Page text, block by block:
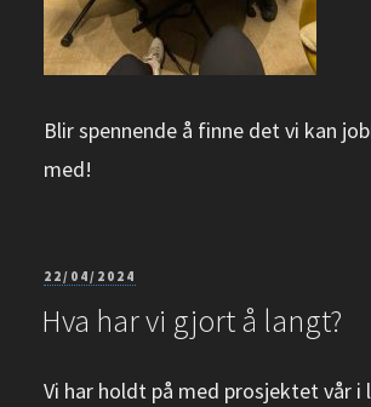
Blir spennende å finne det vi kan
med!
PUBLISERT
22/04/2024
Hva har vi gjort å langt?
Vi har holdt på med prosjektet vår i